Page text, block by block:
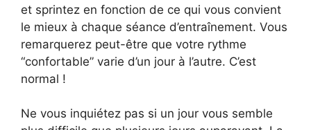
et sprintez en fonction de ce qui vous convient
le mieux à chaque séance d’entraînement. Vous
remarquerez peut-être que votre rythme
“confortable” varie d’un jour à l’autre. C’est
normal !
Ne vous inquiétez pas si un jour vous semble